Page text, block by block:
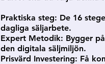
Praktiska steg: De 16
dagliga säljarbete.
Expert Metodik: Bygger
den digitala säljmiljön.
Prisvärd Investering: Få